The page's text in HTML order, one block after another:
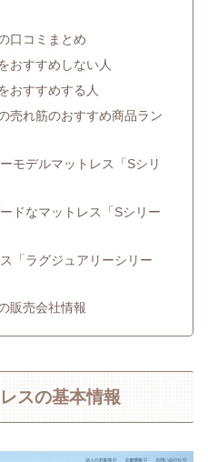
口コミまとめ
おすすめしない人
おすすめする人
売れ筋のおすすめ商品ラン
モデルマットレス「Sシリ
ドなマットレス「Sシリー
「ラグジュアリーシリー
販売会社情報
スの基本情報